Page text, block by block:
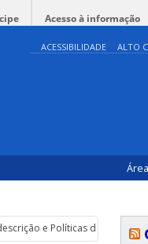
Acesso à informação
ACESSIBILIDADE ALTO
e Políticas de